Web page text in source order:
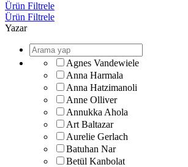
Ürün Filtrele
Ürün Filtrele
Yazar
Agnes Vandewiele
Anna Harmala
Anna Hatzimanoli
Anne Olliver
Annukka Ahola
Art Baltazar
Aurelie Gerlach
Batuhan Nar
Betül Kanbolat